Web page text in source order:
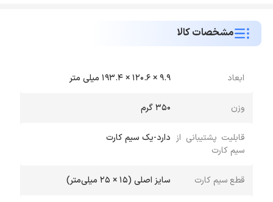
مشخصات کالا
ابعاد 9.9 × 120.6 × 193.4 میلی متر
وزن 350 گرم
قابلیت پشتیبانی از
سیم کارت
دارد-یک سیم کارت
قطع سیم کارت سایز اصلی (15 × 25 میلی‌متر)